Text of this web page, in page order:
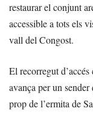
restaurar el conjunt
accessible a tots els
vall del Congost.
El recorregut
avança per un
prop de l’ermita de